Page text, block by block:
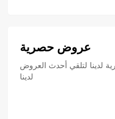
عروض حصرية
لدينا لتلقي أحدث العروض
لدينا